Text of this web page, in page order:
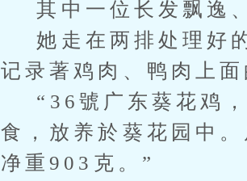
其中一位长发飘逸、
她走在两排处理好的
记录著鸡肉、鸭肉上
“36號广东葵花鸡，
食，放养於葵花园中
净重903克。”